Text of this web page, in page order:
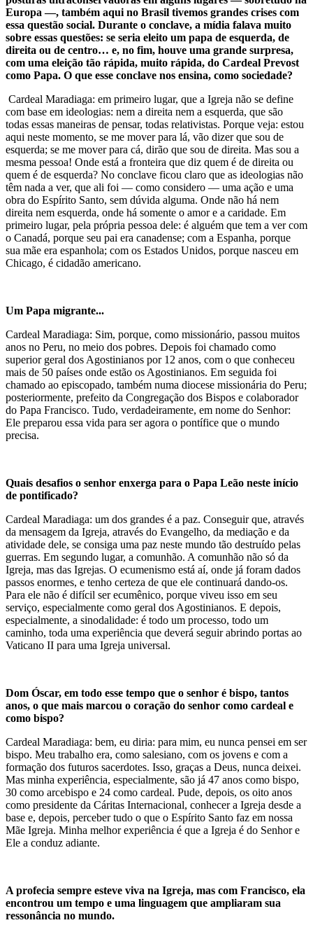
Europa —, também aqui no Brasil tivemos grandes crises com
essa questão social. Durante o conclave, a mídia falava muito
sobre essas questões: se seria eleito um papa de esquerda, de
direita ou de centro… e, no fim, houve uma grande surpresa,
com uma eleição tão rápida, muito rápida, do Cardeal Prevost
como Papa. O que esse conclave nos ensina, como sociedade?
Cardeal Maradiaga: em primeiro lugar, que a Igreja não se define
com base em ideologias: nem a direita nem a esquerda, que são
todas essas maneiras de pensar, todas relativistas. Porque veja: estou
aqui neste momento, se me mover para lá, vão dizer que sou de
esquerda; se me mover para cá, dirão que sou de direita. Mas sou a
mesma pessoa! Onde está a fronteira que diz quem é de direita ou
quem é de esquerda? No conclave ficou claro que as ideologias não
têm nada a ver, que ali foi — como considero — uma ação e uma
obra do Espírito Santo, sem dúvida alguma. Onde não há nem
direita nem esquerda, onde há somente o amor e a caridade. Em
primeiro lugar, pela própria pessoa dele: é alguém que tem a ver com
o Canadá, porque seu pai era canadense; com a Espanha, porque
sua mãe era espanhola; com os Estados Unidos, porque nasceu em
Chicago, é cidadão americano.
Um Papa migrante...
Cardeal Maradiaga: Sim, porque, como missionário, passou muitos
anos no Peru, no meio dos pobres. Depois foi chamado como
superior geral dos Agostinianos por 12 anos, com o que conheceu
mais de 50 países onde estão os Agostinianos. Em seguida foi
chamado ao episcopado, também numa diocese missionária do Peru;
posteriormente, prefeito da Congregação dos Bispos e colaborador
do Papa Francisco. Tudo, verdadeiramente, em nome do Senhor:
Ele preparou essa vida para ser agora o pontífice que o mundo
precisa.
Quais desafios o senhor enxerga para o Papa Leão neste início
de pontificado?
Cardeal Maradiaga: um dos grandes é a paz. Conseguir que, através
da mensagem da Igreja, através do Evangelho, da mediação e da
atividade dele, se consiga uma paz neste mundo tão destruído pelas
guerras. Em segundo lugar, a comunhão. A comunhão não só da
Igreja, mas das Igrejas. O ecumenismo está aí, onde já foram dados
passos enormes, e tenho certeza de que ele continuará dando-os.
Para ele não é difícil ser ecumênico, porque viveu isso em seu
serviço, especialmente como geral dos Agostinianos. E depois,
especialmente, a sinodalidade: é todo um processo, todo um
caminho, toda uma experiência que deverá seguir abrindo portas ao
Vaticano II para uma Igreja universal.
Dom Óscar, em todo esse tempo que o senhor é bispo, tantos
anos, o que mais marcou o coração do senhor como cardeal e
como bispo?
Cardeal Maradiaga: bem, eu diria: para mim, eu nunca pensei em ser
bispo. Meu trabalho era, como salesiano, com os jovens e com a
formação dos futuros sacerdotes. Isso, graças a Deus, nunca deixei.
Mas minha experiência, especialmente, são já 47 anos como bispo,
30 como arcebispo e 24 como cardeal. Pude, depois, os oito anos
como presidente da Cáritas Internacional, conhecer a Igreja desde a
base e, depois, perceber tudo o que o Espírito Santo faz em nossa
Mãe Igreja. Minha melhor experiência é que a Igreja é do Senhor e
Ele a conduz adiante.
A profecia sempre esteve viva na Igreja, mas com Francisco, ela
encontrou um tempo e uma linguagem que ampliaram sua
ressonância no mundo.